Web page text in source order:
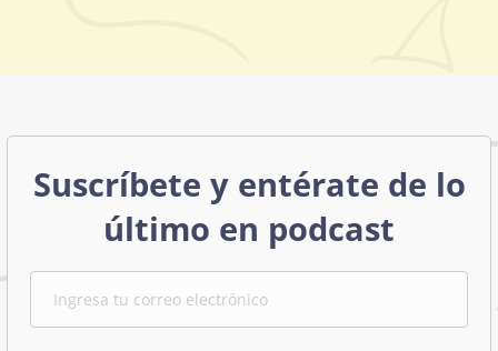
Suscríbete y entérate de lo
último en podcast